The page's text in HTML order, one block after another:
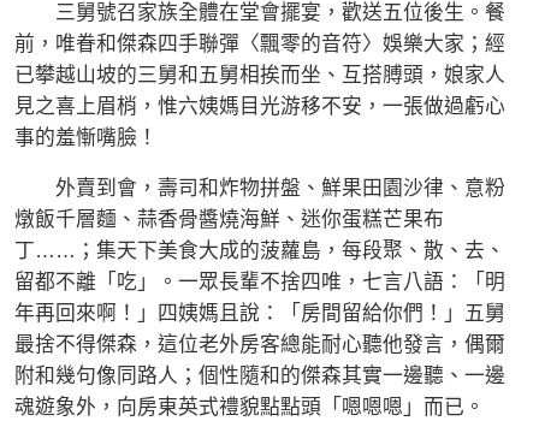
三舅號召家族全體在堂會擺宴，歡送五位後生。餐
前，唯眷和傑森四手聯彈〈飄零的音符〉娛樂大家；經
已攀越山坡的三舅和五舅相挨而坐、互搭膊頭，娘家人
見之喜上眉梢，惟六姨媽目光游移不安，一張做過虧心
事的羞慚嘴臉！
外賣到會，壽司和炸物拼盤、鮮果田園沙律、意粉
燉飯千層麵、蒜香骨醬燒海鮮、迷你蛋糕芒果布
丁……；集天下美食大成的菠蘿島，每段聚、散、去、
留都不離「吃」。一眾長輩不捨四唯，七言八語：「明
年再回來啊！」四姨媽且說：「房間留給你們！」五舅
最捨不得傑森，這位老外房客總能耐心聽他發言，偶爾
附和幾句像同路人；個性隨和的傑森其實一邊聽、一邊
魂遊象外，向房東英式禮貌點點頭「嗯嗯嗯」而已。